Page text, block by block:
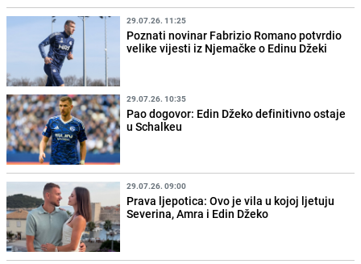
29.07.26. 11:25
Poznati novinar Fabrizio Romano potvrdio
velike vijesti iz Njemačke o Edinu Džeki
29.07.26. 10:35
Pao dogovor: Edin Džeko definitivno ostaje
u Schalkeu
29.07.26. 09:00
Prava ljepotica: Ovo je vila u kojoj ljetuju
Severina, Amra i Edin Džeko